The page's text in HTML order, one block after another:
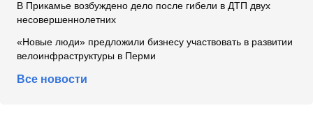
В Прикамье возбуждено дело после гибели в ДТП двух
несовершеннолетних
«Новые люди» предложили бизнесу участвовать в развитии
велоинфраструктуры в Перми
Все новости